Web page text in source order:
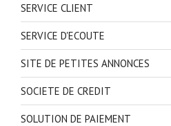
SERVICE CLIENT
SERVICE D'ECOUTE
SITE DE PETITES ANNONCES
SOCIETE DE CREDIT
SOLUTION DE PAIEMENT